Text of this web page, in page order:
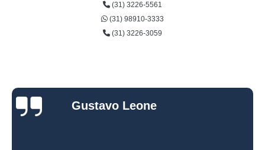
(31) 3226-5561
(31) 98910-3333
(31) 3226-3059
Gustavo Leone